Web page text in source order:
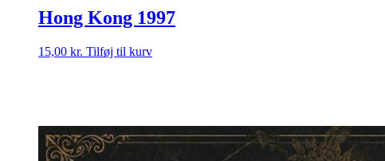
Hong Kong 1997
15,00 kr. Tilføj til kurv